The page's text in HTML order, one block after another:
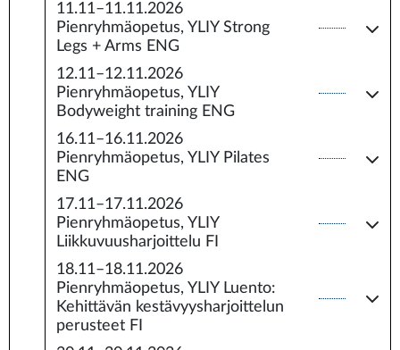
11.11–11.11.2026
Pienryhmäopetus, YLIY Strong
Legs + Arms ENG
12.11–12.11.2026
Pienryhmäopetus, YLIY
Bodyweight training ENG
16.11–16.11.2026
Pienryhmäopetus, YLIY Pilates
ENG
17.11–17.11.2026
Pienryhmäopetus, YLIY
Liikkuvuusharjoittelu FI
18.11–18.11.2026
Pienryhmäopetus, YLIY Luento:
Kehittävän kestävyysharjoittelun
perusteet FI